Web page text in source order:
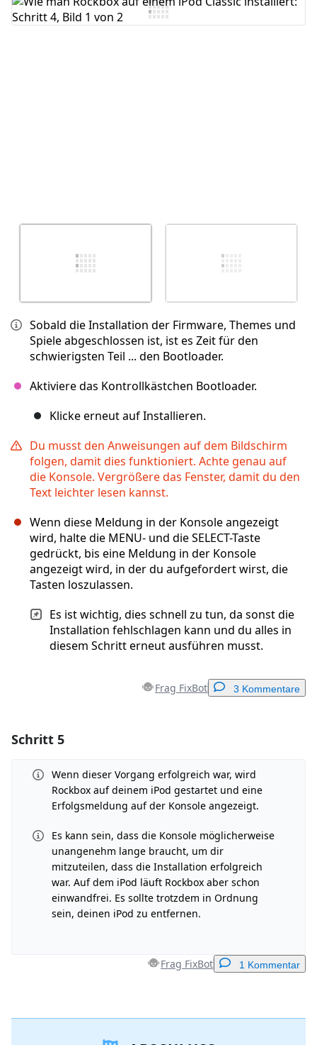
Kommentar hinzufügen
Sobald die Installation der Firmware, Themes und
Spiele abgeschlossen ist, ist es Zeit für den
schwierigsten Teil ... den Bootloader.
Aktiviere das Kontrollkästchen Bootloader.
Klicke erneut auf Installieren.
Du musst den Anweisungen auf dem Bildschirm
folgen, damit dies funktioniert. Achte genau auf
die Konsole. Vergrößere das Fenster, damit du den
Text leichter lesen kannst.
Wenn diese Meldung in der Konsole angezeigt
wird, halte die MENU- und die SELECT-Taste
gedrückt, bis eine Meldung in der Konsole
angezeigt wird, in der du aufgefordert wirst, die
Tasten loszulassen.
Es ist wichtig, dies schnell zu tun, da sonst die
Installation fehlschlagen kann und du alles in
diesem Schritt erneut ausführen musst.
Frag FixBot 3 Kommentare
Kommentar hinzufügen
Abbrechen Kommentieren
Schritt 5
Wenn dieser Vorgang erfolgreich war, wird
Rockbox auf deinem iPod gestartet und eine
Erfolgsmeldung auf der Konsole angezeigt.
Es kann sein, dass die Konsole möglicherweise
unangenehm lange braucht, um dir
mitzuteilen, dass die Installation erfolgreich
war. Auf dem iPod läuft Rockbox aber schon
einwandfrei. Es sollte trotzdem in Ordnung
sein, deinen iPod zu entfernen.
Frag FixBot 1 Kommentar